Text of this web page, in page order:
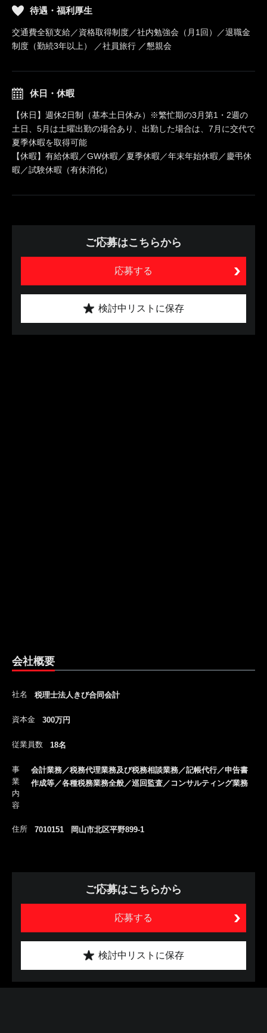
待遇・福利厚生
交通費全額支給／資格取得制度／社内勉強会（月1回）／退職金
制度（勤続3年以上） ／社員旅行 ／懇親会
休日・休暇
【休日】週休2日制（基本土日休み）※繁忙期の3月第1・2週の
土日、5月は土曜出勤の場合あり、出勤した場合は、7月に交代で
夏季休暇を取得可能
【休暇】有給休暇／GW休暇／夏季休暇／年末年始休暇／慶弔休
暇／試験休暇（有休消化）
ご応募はこちらから
応募する
検討中リストに保存
会社概要
社名 税理士法人きび合同会計
資本金 300万円
従業員数 18名
事
業
内
容
会計業務／税務代理業務及び税務相談業務／記帳代行／申告書
作成等／各種税務業務全般／巡回監査／コンサルティング業務
住所 7010151 岡山市北区平野899-1
ご応募はこちらから
応募する
検討中リストに保存